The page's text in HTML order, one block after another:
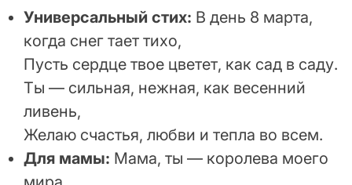
Универсальный стих: В день 8 марта,
когда снег тает тихо,
Пусть сердце твое цветет, как сад в саду.
Ты — сильная, нежная, как весенний
ливень,
Желаю счастья, любви и тепла во всем.
Для мамы: Мама, ты — королева моего